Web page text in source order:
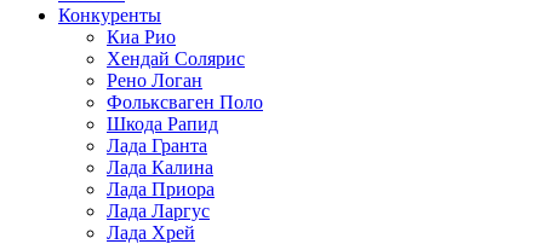
Конкуренты
Киа Рио
Хендай Солярис
Рено Логан
Фольксваген Поло
Шкода Рапид
Лада Гранта
Лада Калина
Лада Приора
Лада Ларгус
Лада Хрей